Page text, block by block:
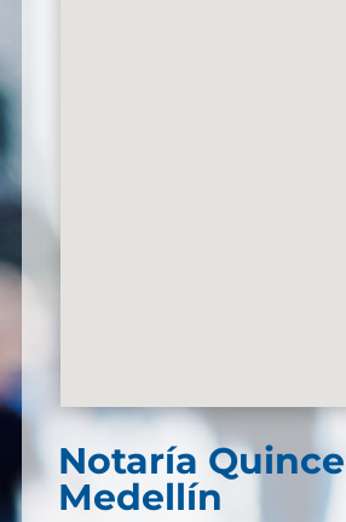
Notaría
Medellín